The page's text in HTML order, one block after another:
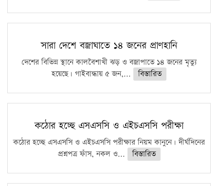
সারা দেশে বজ্রাঘাতে ১৪ জনের প্রাণহানি
দেশের বিভিন্ন স্থানে কালবৈশাখী ঝড় ও বজ্রাপাতে ১৪ জনের মৃত্যু
হয়েছে। গাইবান্ধায় ৫ জন,...
বিস্তারিত
কঠোর হচ্ছে এসএসসি ও এইচএসসি পরীক্ষা
কঠোর হচ্ছে এসএসসি ও এইচএসসি পরীক্ষার নিয়ম কানুনে। দীর্ঘদিনের
প্রশ্নপত্র ফাঁস, নকল ও...
বিস্তারিত